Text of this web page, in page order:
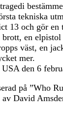
tekniska
13 och gör en
en
väst, en
mer.
den 6
på ”Who
David